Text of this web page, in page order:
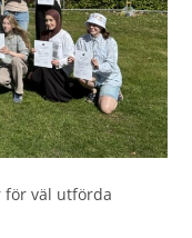
för väl utförda